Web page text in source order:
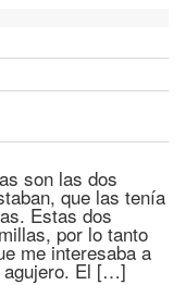
son las dos
que las tenía
Estas dos
por lo tanto
me interesaba a
agujero. El […]